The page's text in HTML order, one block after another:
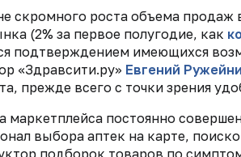
скромного роста объема продаж
(2% за первое полугодие, как
подтверждением имеющихся
«Здравсити.ру» Евгений
прежде всего с точки зрения
маркетплейса постоянно
выбора аптек на карте,
подборок товаров по